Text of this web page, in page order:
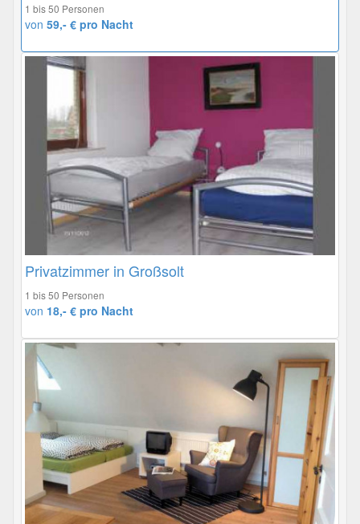
1 bis 50 Personen
von 59,- € pro Nacht
Privatzimmer in Großsolt
1 bis 50 Personen
von 18,- € pro Nacht